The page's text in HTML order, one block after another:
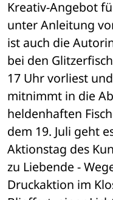
Kreativ-Angebot
unter Anleitung
ist auch die
bei den
17 Uhr vorliest
mitnimmt in die
heldenhaften
dem 19. Juli geht
Aktionstag des
zu Liebende -
Druckaktion im